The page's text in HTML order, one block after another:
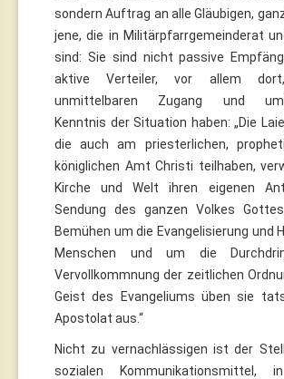
sondern Auftrag an alle Gläubigen,
jene, die in Militärpfarrgemeinderat
sind: Sie sind nicht passive
aktive Verteiler, vor allem
unmittelbaren Zugang und
Kenntnis der Situation haben: „Die
die auch am priesterlichen,
königlichen Amt Christi teilhaben,
Kirche und Welt ihren eigenen
Sendung des ganzen Volkes
Bemühen um die Evangelisierung und
Menschen und um die
Vervollkommnung der zeitlichen
Geist des Evangeliums üben sie
Apostolat aus.“
Nicht zu vernachlässigen ist der
sozialen Kommunikationsmittel,